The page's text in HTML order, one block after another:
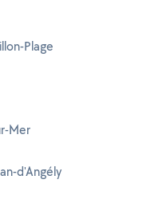
Plage
Mer
d'Angély